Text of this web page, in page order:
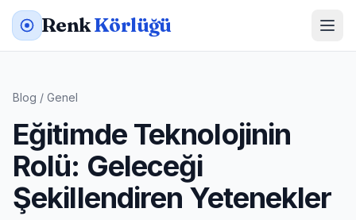
RenkKörlüğü
Blog / Genel
Eğitimde Teknolojinin
Rolü: Geleceği
Şekillendiren Yetenekler